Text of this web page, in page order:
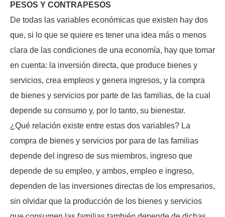
PESOS Y CONTRAPESOS
De todas las variables económicas que existen hay dos
que, si lo que se quiere es tener una idea más o menos
clara de las condiciones de una economía, hay que tomar
en cuenta: la inversión directa, que produce bienes y
servicios, crea empleos y genera ingresos, y la compra
de bienes y servicios por parte de las familias, de la cual
depende su consumo y, por lo tanto, su bienestar.
¿Qué relación existe entre estas dos variables? La
compra de bienes y servicios por para de las familias
depende del ingreso de sus miembros, ingreso que
depende de su empleo, y ambos, empleo e ingreso,
dependen de las inversiones directas de los empresarios,
sin olvidar que la producción de los bienes y servicios